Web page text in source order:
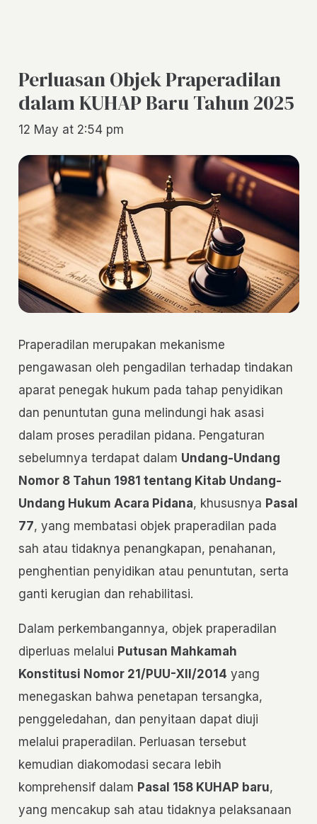
Perluasan Objek Praperadilan
dalam KUHAP Baru Tahun 2025
12 May at 2:54 pm
Praperadilan merupakan mekanisme
pengawasan oleh pengadilan terhadap tindakan
aparat penegak hukum pada tahap penyidikan
dan penuntutan guna melindungi hak asasi
dalam proses peradilan pidana. Pengaturan
sebelumnya terdapat dalam Undang-Undang
Nomor 8 Tahun 1981 tentang Kitab Undang-
Undang Hukum Acara Pidana, khususnya Pasal
77, yang membatasi objek praperadilan pada
sah atau tidaknya penangkapan, penahanan,
penghentian penyidikan atau penuntutan, serta
ganti kerugian dan rehabilitasi.
Dalam perkembangannya, objek praperadilan
diperluas melalui Putusan Mahkamah
Konstitusi Nomor 21/PUU-XII/2014 yang
menegaskan bahwa penetapan tersangka,
penggeledahan, dan penyitaan dapat diuji
melalui praperadilan. Perluasan tersebut
kemudian diakomodasi secara lebih
komprehensif dalam Pasal 158 KUHAP baru,
yang mencakup sah atau tidaknya pelaksanaan